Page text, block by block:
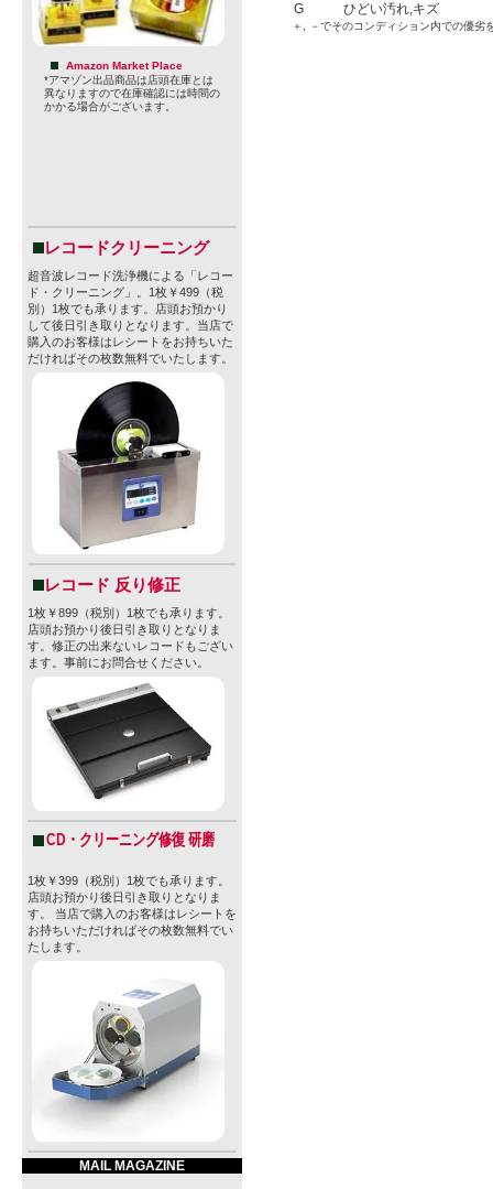
Amazon Market Place
*アマゾン出品商品は店頭在庫とは
異なりますので在庫確認には時間の
かかる場合がございます。
レコードクリーニング
超音波レコード洗浄機による「レコー
ド・クリーニング」。1枚￥499（税
別）1枚でも承ります。店頭お預かり
して後日引き取りとなります。当店で
購入のお客様はレシートをお持ちいた
だければその枚数無料でいたします。
レコード 反り修正
1枚￥899（税別）1枚でも承ります。
店頭お預かり後日引き取りとなりま
す。修正の出来ないレコードもござい
ます。事前にお問合せください。
CD・クリーニング修復 研磨
1枚￥399（税別）1枚でも承ります。
店頭お預かり後日引き取りとなりま
す。 当店で購入のお客様はレシートを
お持ちいただければその枚数無料でい
たします。
MAIL MAGAZINE
G
ひどい汚れ,キズ
＋, －でそのコンディション内での優劣